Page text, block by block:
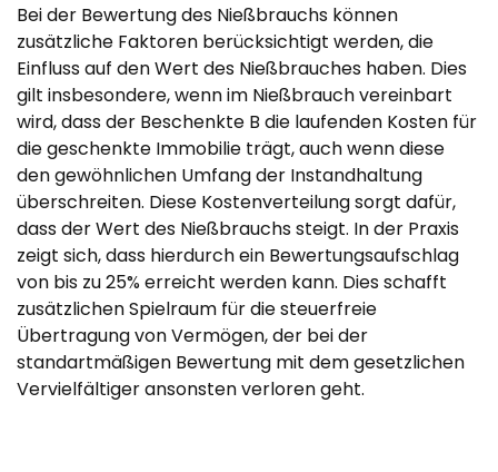
Bei der Bewertung des Nießbrauchs können
zusätzliche Faktoren berücksichtigt werden, die
Einfluss auf den Wert des Nießbrauches haben. Dies
gilt insbesondere, wenn im Nießbrauch vereinbart
wird, dass der Beschenkte B die laufenden Kosten für
die geschenkte Immobilie trägt, auch wenn diese
den gewöhnlichen Umfang der Instandhaltung
überschreiten. Diese Kostenverteilung sorgt dafür,
dass der Wert des Nießbrauchs steigt. In der Praxis
zeigt sich, dass hierdurch ein Bewertungsaufschlag
von bis zu 25% erreicht werden kann. Dies schafft
zusätzlichen Spielraum für die steuerfreie
Übertragung von Vermögen, der bei der
standartmäßigen Bewertung mit dem gesetzlichen
Vervielfältiger ansonsten verloren geht.